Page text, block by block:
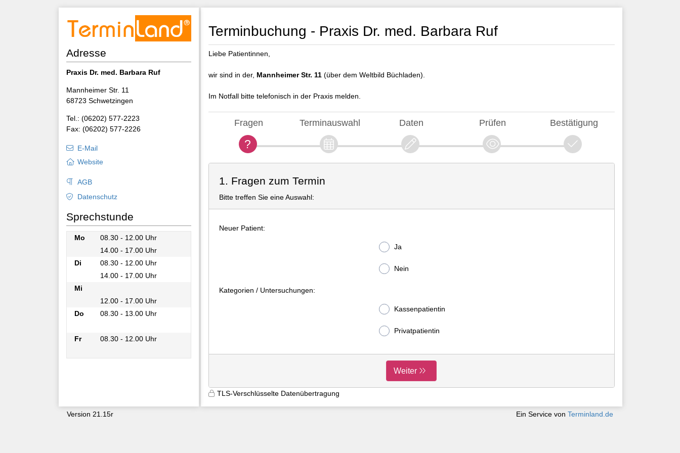
Terminbuchung - Praxis Dr. med. Barbara Ruf
Liebe Patientinnen,
wir sind in der, Mannheimer Str. 11(über dem Weltbild Büchladen).
Im Notfall bitte telefonisch in der Praxis melden.
Fragen Terminauswahl Daten Prüfen Bestätigung
1. Fragen zum Termin
Bitte treffen Sie eine Auswahl:
Neuer Patient:
Ja
Nein
Kategorien / Untersuchungen:
Kassenpatientin
Privatpatientin
Weiter
TLS-Verschlüsselte Datenübertragung
Adresse
Praxis Dr. med. Barbara Ruf
Mannheimer Str. 11
68723 Schwetzingen
Tel.: (06202) 577-2223
Fax: (06202) 577-2226
E-Mail
Website
AGB
Datenschutz
Sprechstunde
Mo 08.30 - 12.00 Uhr
14.00 - 17.00 Uhr
Di
08.30 - 12.00 Uhr
14.00 - 17.00 Uhr
Mi
12.00 - 17.00 Uhr
Do
08.30 - 13.00 Uhr
Fr
08.30 - 12.00 Uhr
Version 21.15r Ein Service von Terminland.de